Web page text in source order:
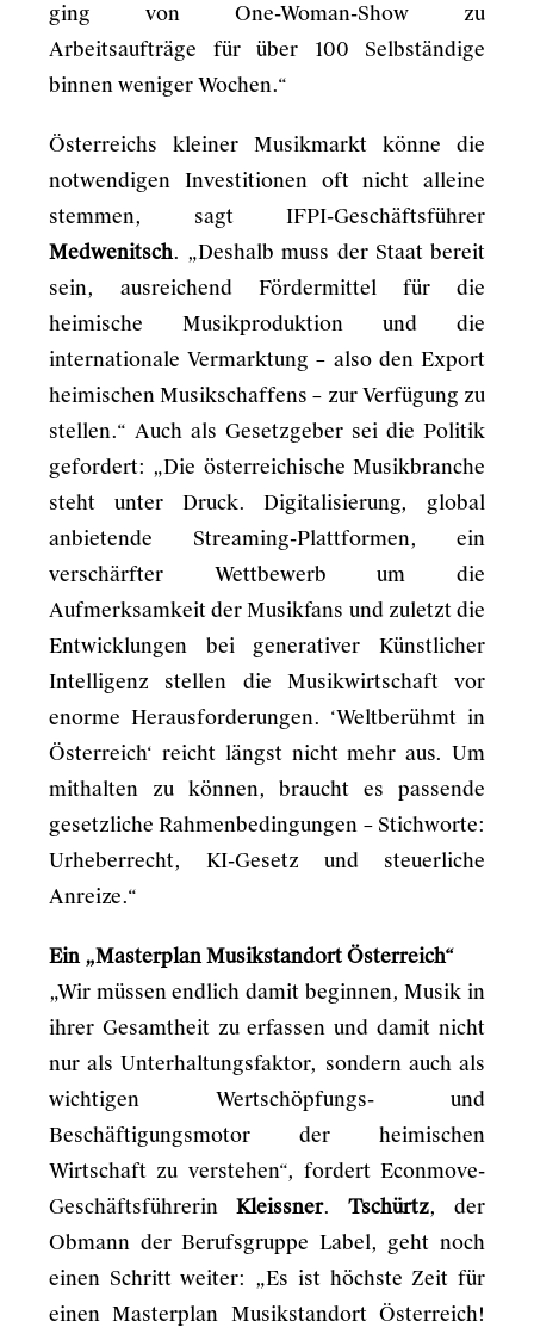
ging von One-Woman-Show zu
Arbeitsaufträge für über 100 Selbständige
binnen weniger Wochen.“
Österreichs kleiner Musikmarkt könne die
notwendigen Investitionen oft nicht alleine
stemmen, sagt IFPI-Geschäftsführer
Medwenitsch. „Deshalb muss der Staat bereit
sein, ausreichend Fördermittel für die
heimische Musikproduktion und die
internationale Vermarktung – also den Export
heimischen Musikschaffens – zur Verfügung zu
stellen.“ Auch als Gesetzgeber sei die Politik
gefordert: „Die österreichische Musikbranche
steht unter Druck. Digitalisierung, global
anbietende Streaming-Plattformen, ein
verschärfter Wettbewerb um die
Aufmerksamkeit der Musikfans und zuletzt die
Entwicklungen bei generativer Künstlicher
Intelligenz stellen die Musikwirtschaft vor
enorme Herausforderungen. ‘Weltberühmt in
Österreich‘ reicht längst nicht mehr aus. Um
mithalten zu können, braucht es passende
gesetzliche Rahmenbedingungen – Stichworte:
Urheberrecht, KI-Gesetz und steuerliche
Anreize.“
Ein „Masterplan Musikstandort Österreich“
„Wir müssen endlich damit beginnen, Musik in
ihrer Gesamtheit zu erfassen und damit nicht
nur als Unterhaltungsfaktor, sondern auch als
wichtigen Wertschöpfungs- und
Beschäftigungsmotor der heimischen
Wirtschaft zu verstehen“, fordert Econmove-
Geschäftsführerin Kleissner. Tschürtz, der
Obmann der Berufsgruppe Label, geht noch
einen Schritt weiter: „Es ist höchste Zeit für
einen Masterplan Musikstandort Österreich!